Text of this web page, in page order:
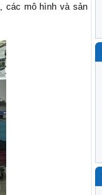
các mô hình và sản